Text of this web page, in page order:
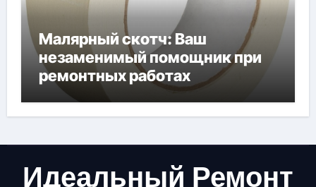
Малярный скотч: Ваш
незаменимый помощник при
ремонтных работах
Идеальный Ремонт